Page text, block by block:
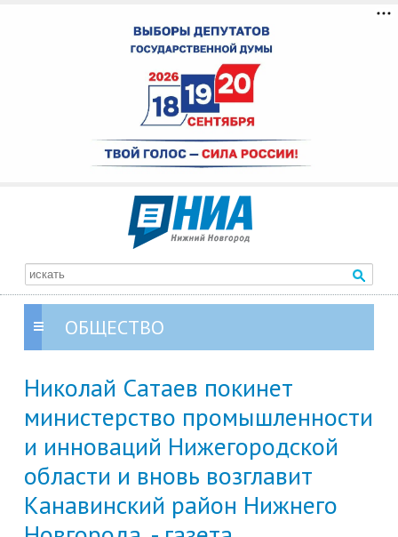
ОБЩЕСТВО
Николай Сатаев покинет
министерство промышленности
и инноваций Нижегородской
области и вновь возглавит
Канавинский район Нижнего